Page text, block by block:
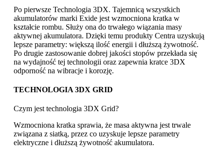
Po pierwsze Technologia 3DX. Tajemnicą wszystkich
akumulatorów marki Exide jest wzmocniona kratka w
kształcie rombu. Służy ona do trwałego wiązania masy
aktywnej akumulatora. Dzięki temu produkty Centra uzyskują
lepsze parametry: większą ilość energii i dłuższą żywotność.
Po drugie zastosowanie dobrej jakości stopów przekłada się
na wydajność tej technologii oraz zapewnia kratce 3DX
odporność na wibracje i korozję.
TECHNOLOGIA 3DX GRID
Czym jest technologia 3DX Grid?
Wzmocniona kratka sprawia, że masa aktywna jest trwale
związana z siatką, przez co uzyskuje lepsze parametry
elektryczne i dłuższą żywotność akumulatora.